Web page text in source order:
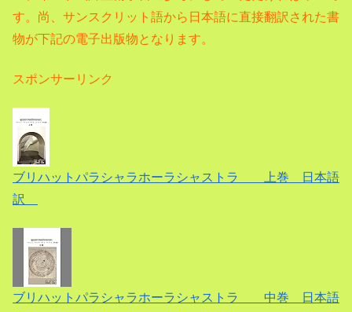
す。尚、サンスクリット語から日本語に直接翻訳された書
物が下記の電子出版物となります。
スポンサーリンク
ブリハットパラシャラホーラシャストラ 上巻 日本語
訳
ブリハットパラシャラホーラシャストラ 中巻 日本語